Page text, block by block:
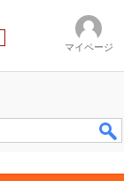
マイページ